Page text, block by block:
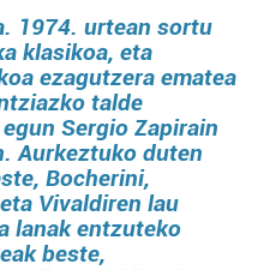
1974. urtean sortu
klasikoa, eta
ezagutzera ematea
talde
Sergio Zapirain
Aurkeztuko duten
Bocherini,
Vivaldiren lau
lanak entzuteko
beste,